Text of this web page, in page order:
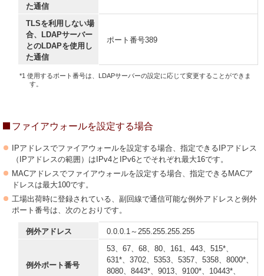
た通信
TLSを利用しない場
合、LDAPサーバー
とのLDAPを使用し
た通信
ポート番号389
*1 使用するポート番号は、LDAPサーバーの設定に応じて変更することができま
す。
ファイアウォールを設定する場合
IPアドレスでファイアウォールを設定する場合、指定できるIPアドレス
（IPアドレスの範囲）はIPv4とIPv6とでそれぞれ最大16です。
MACアドレスでファイアウォールを設定する場合、指定できるMACア
ドレスは最大100です。
工場出荷時に登録されている、副回線で通信可能な例外アドレスと例外
ポート番号は、次のとおりです。
例外アドレス 0.0.0.1～255.255.255.255
例外ポート番号
53、67、68、80、161、443、515*、
631*、3702、5353、5357、5358、8000*、
8080、8443*、9013、9100*、10443*、